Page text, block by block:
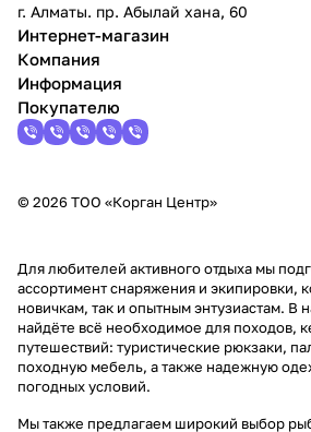
г. Алматы. пр. Абылай хана, 60
Интернет-магазин
Компания
Информация
Покупателю
© 2026 ТОО «Корган Центр»
Для любителей активного отдыха мы
ассортимент снаряжения и экипировки,
новичкам, так и опытным энтузиастам. В
найдёте всё необходимое для походов,
путешествий: туристические рюкзаки,
походную мебель, а также надежную
погодных условий.
Мы также предлагаем широкий выбор